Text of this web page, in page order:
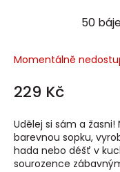
50
Momentálně
229 Kč
Udělej si sám a
barevnou sopku,
hada nebo déšť v
sourozence